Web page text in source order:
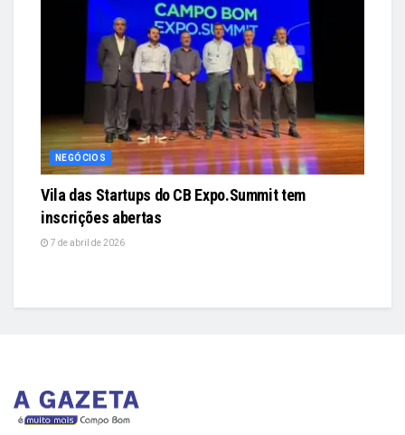
NEGÓCIOS
Vila das Startups do CB Expo.Summit tem
inscrições abertas
7 de abril de 2026